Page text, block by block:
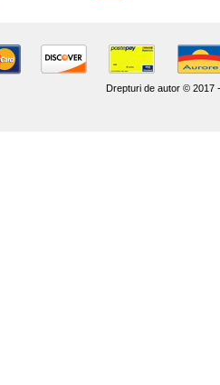
Drepturi de autor © 2017